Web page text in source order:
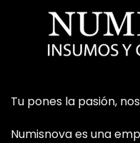
Tu pones la pasión,
Numisnova es una